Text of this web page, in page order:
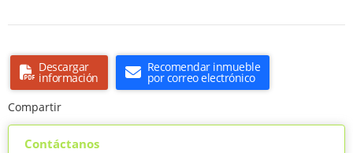
Descargar
información
Recomendar inmueble
por correo electrónico
Compartir
Contáctanos